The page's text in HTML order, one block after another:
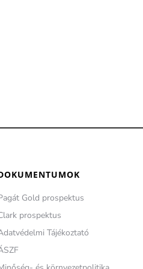
Gold prospektus
prospektus
Tájékoztató